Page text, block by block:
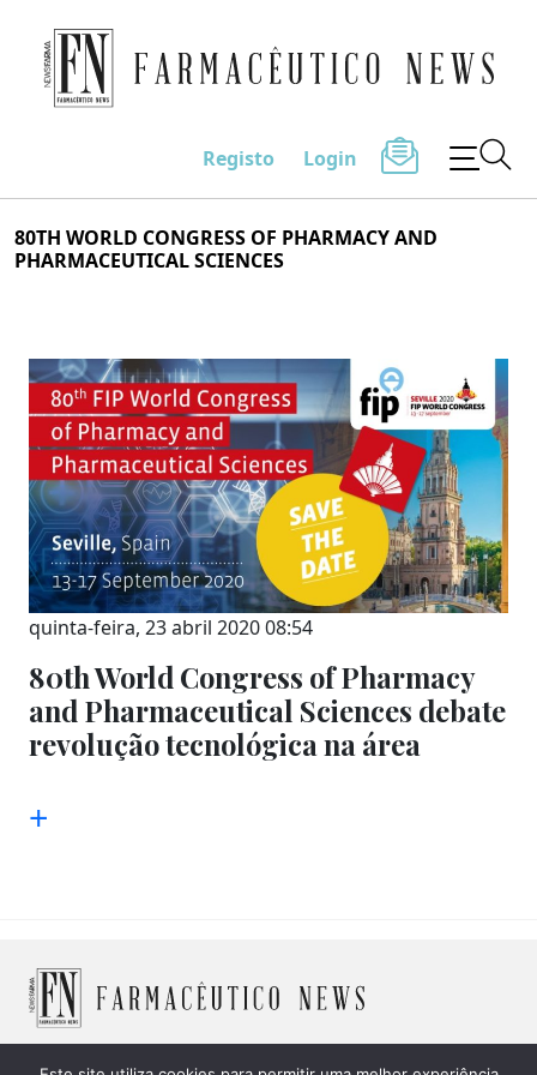
to
content
Farmacêutico News
Registo Login
80TH WORLD CONGRESS OF PHARMACY AND
PHARMACEUTICAL SCIENCES
quinta-feira, 23 abril 2020 08:54
80th World Congress of Pharmacy
and Pharmaceutical Sciences debate
revolução tecnológica na área
+